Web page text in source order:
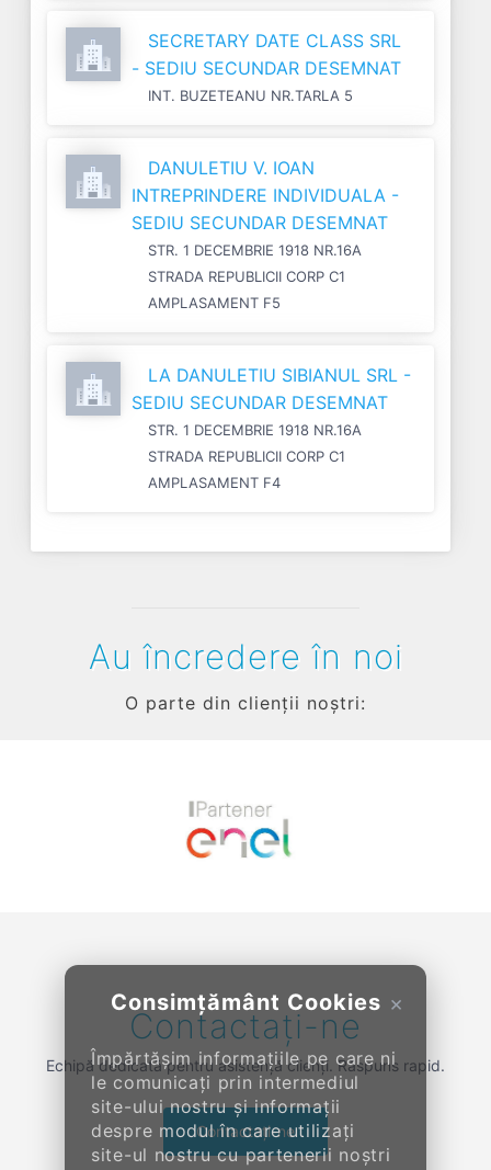
SECRETARY DATE CLASS SRL
- SEDIU SECUNDAR DESEMNAT
INT. BUZETEANU NR.TARLA 5
DANULETIU V. IOAN
INTREPRINDERE INDIVIDUALA -
SEDIU SECUNDAR DESEMNAT
STR. 1 DECEMBRIE 1918 NR.16A
STRADA REPUBLICII CORP C1
AMPLASAMENT F5
LA DANULETIU SIBIANUL SRL -
SEDIU SECUNDAR DESEMNAT
STR. 1 DECEMBRIE 1918 NR.16A
STRADA REPUBLICII CORP C1
AMPLASAMENT F4
×
Consimțământ Cookies
Împărtășim informațiile pe care ni
le comunicați prin intermediul
site-ului nostru și informații
despre modul în care utilizați
site-ul nostru cu partenerii noștri
Au încredere în noi
O parte din clienții noștri:
Contactați-ne
Echipă dedicată pentru asistență clienți. Răspuns rapid.
Contactați-ne